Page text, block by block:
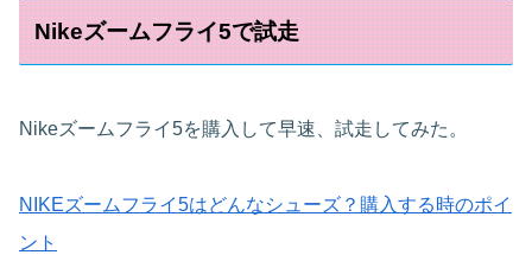
Nikeズームフライ5で試走
Nikeズームフライ5を購入して早速、試走してみた。
NIKEズームフライ5はどんなシューズ？購入する時のポイ
ント